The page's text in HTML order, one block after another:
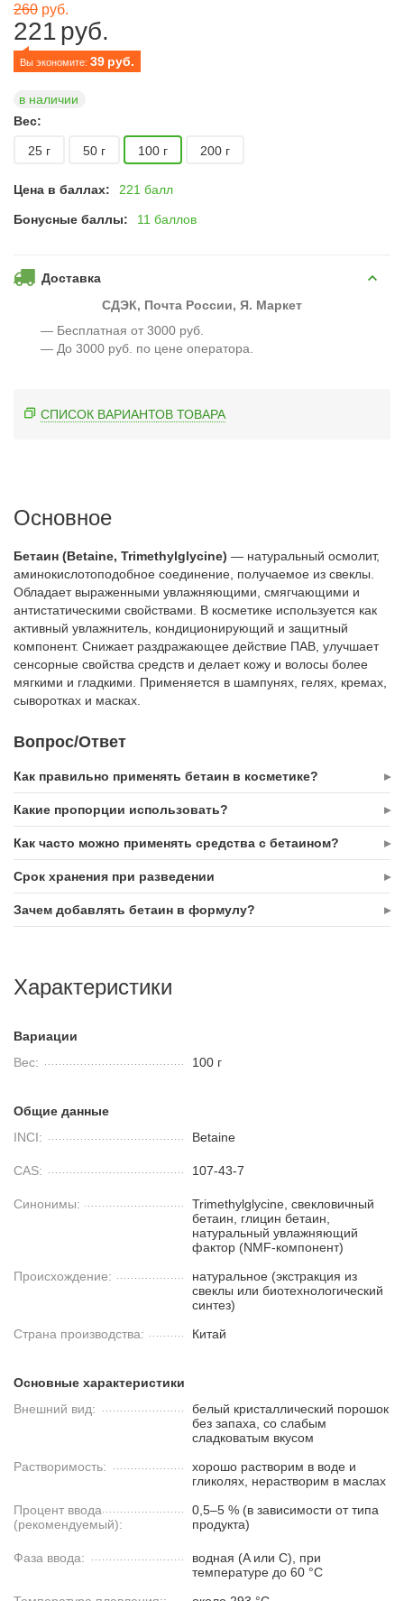
260 руб.
221руб.
Вы экономите: 39 руб.
в наличии
Вес:
25 г 50 г 100 г 200 г
Цена в баллах: 221 балл
Бонусные баллы: 11 баллов
Доставка
СДЭК, Почта России, Я. Маркет
— Бесплатная от 3000 руб.
— До 3000 руб. по цене оператора.
СПИСОК ВАРИАНТОВ ТОВАРА
Основное
Бетаин (Betaine, Trimethylglycine) — натуральный осмолит,
аминокислотоподобное соединение, получаемое из свеклы.
Обладает выраженными увлажняющими, смягчающими и
антистатическими свойствами. В косметике используется как
активный увлажнитель, кондиционирующий и защитный
компонент. Снижает раздражающее действие ПАВ, улучшает
сенсорные свойства средств и делает кожу и волосы более
мягкими и гладкими. Применяется в шампунях, гелях, кремах,
сыворотках и масках.
Вопрос/Ответ
Как правильно применять бетаин в косметике?
Какие пропорции использовать?
Как часто можно применять средства с бетаином?
Срок хранения при разведении
Зачем добавлять бетаин в формулу?
Характеристики
Вариации
Вес:
100 г
Общие данные
INCI:
Betaine
CAS: 107-43-7
Синонимы:
Trimethylglycine, свекловичный
бетаин, глицин бетаин,
натуральный увлажняющий
фактор (NMF-компонент)
Происхождение:
натуральное (экстракция из
свеклы или биотехнологический
синтез)
Страна производства:
Китай
Основные характеристики
Внешний вид:
белый кристаллический порошок
без запаха, со слабым
сладковатым вкусом
Растворимость:
хорошо растворим в воде и
гликолях, нерастворим в маслах
Процент ввода
(рекомендуемый):
0,5–5 % (в зависимости от типа
продукта)
Фаза ввода:
водная (A или C), при
температуре до 60 °C